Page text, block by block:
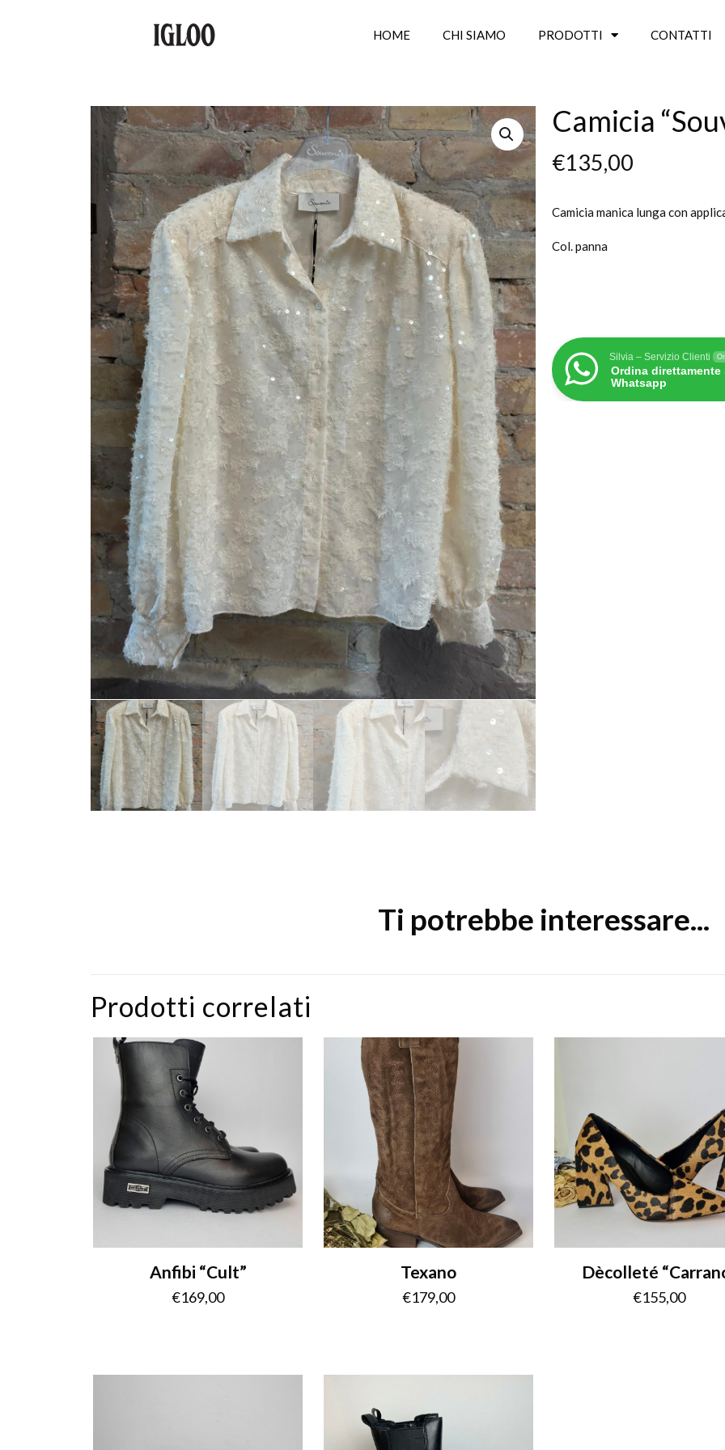
HOME CHI SIAMO PRODOTTI CONTATTI
Camicia
€135,00
Camicia manica lunga con
Col. panna
Silvia – Servizio Clienti
Ordina direttamente
Whatsapp
Ti potrebbe interessare...
Prodotti correlati
Anfibi “Cult”
€169,00
Texano
€179,00
Dècolleté
€155,00